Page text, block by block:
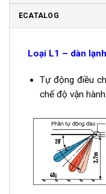
ECATALOG
Loại L1 – dàn
Tự động điều
chế độ vận